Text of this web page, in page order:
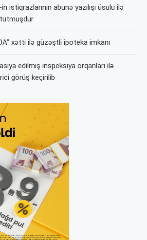
istiqrazlarının abunə yazılışı üsulu ilə
xətti ilə güzəştli ipoteka imkanı
edilmiş inspeksiya orqanları ilə
görüş keçirilib